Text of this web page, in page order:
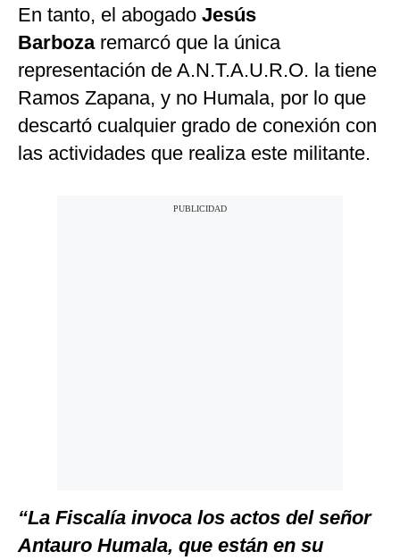
En tanto, el abogado Jesús
Barbozaremarcó que la única
representación de A.N.T.A.U.R.O. la tiene
Ramos Zapana, y no Humala, por lo que
descartó cualquier grado de conexión con
las actividades que realiza este militante.
“La Fiscalía invoca los actos del señor
Antauro Humala, que están en su